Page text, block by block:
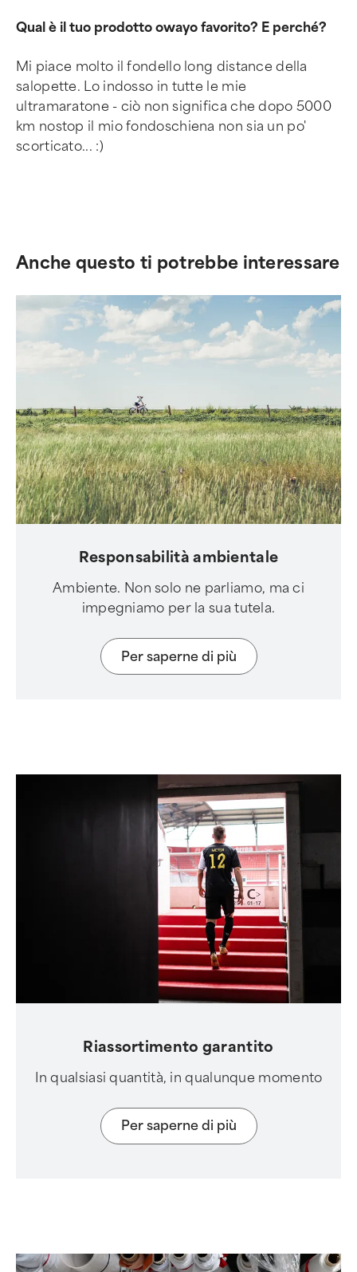
Qual è il tuo prodotto owayo favorito? E perché?
Mi piace molto il fondello long distance della
salopette. Lo indosso in tutte le mie
ultramaratone - ciò non significa che dopo 5000
km nostop il mio fondoschiena non sia un po'
scorticato... :)
Anche questo ti potrebbe interessare
Responsabilità ambientale
Ambiente. Non solo ne parliamo, ma ci
impegniamo per la sua tutela.
Per saperne di più
Riassortimento garantito
In qualsiasi quantità, in qualunque momento
Per saperne di più